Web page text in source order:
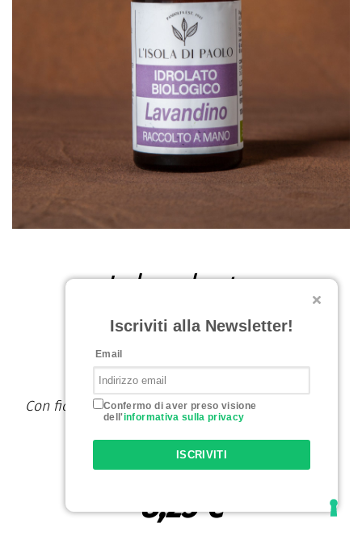
Idrolato
Lavandino
Con fiori di Lavandula x intermedia da agricoltura
biologica certificata Suolo e Salute
100 ml
8,25 €
Iscriviti alla Newsletter!
Email
Confermo di aver preso visione
dell'informativa sulla privacy
ISCRIVITI